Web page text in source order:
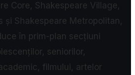
Core, Shakespeare Village,
și Shakespeare Metropolitan,
în prim-plan secțiuni
seniorilor,
filmului, artelor